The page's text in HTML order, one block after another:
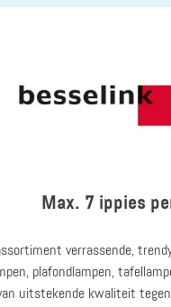
Max. 7 ippies
verrassende,
plafondlampen,
uitstekende kwaliteit